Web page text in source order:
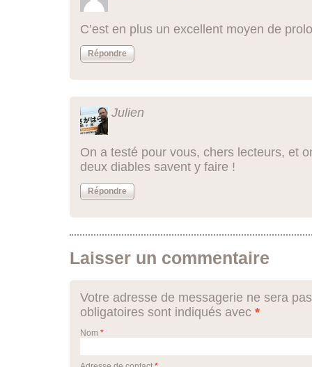
C’est en plus un excellent moyen de
Répondre
Julien
On a testé pour vous, chers lecteurs, et
deux diables savent y faire !
Répondre
Laisser un commentaire
Votre adresse de messagerie ne sera
obligatoires sont indiqués avec *
Nom *